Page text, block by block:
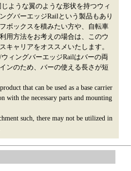
ような翼のような形状を持つウィ
グバーエッジRailという製品もあり
ボックスを積みたい方や、自転車
用方法をお考えの場合は、このウ
キャリアをオススメいたします。
ィングバーエッジRailはバーの両
ンのため、バーの使える長さが短
that can be used as a base carrier
with the necessary parts and mounting
such, there may not be utilized in